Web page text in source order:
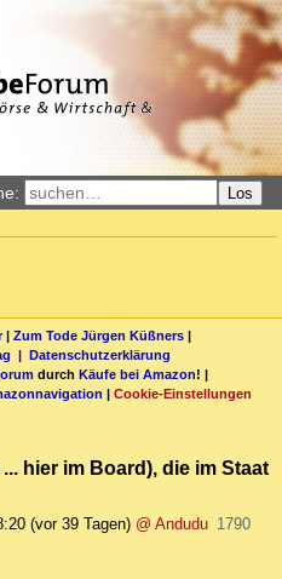
Los
| Zum Tode Jürgen Küßners |
| Datenschutzerklärung
durch Käufe bei Amazon! |
| Cookie-Einstellungen
hier im Board), die im Staat
(vor 39 Tagen) @ Andudu 1790